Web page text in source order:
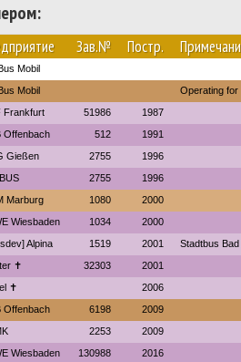
Зав.№ Постр.
Mobil
Mobil Operating for
Frankfurt 51986 1987
Offenbach 512 1991
Gießen 2755 1996
2755 1996
Marburg 1080 2000
Wiesbaden 1034 2000
Alpina 1519 2001 Stadtbus
✝ 32303 2001
✝︎ 2006
Offenbach 6198 2009
2253 2009
Wiesbaden 130988 2016